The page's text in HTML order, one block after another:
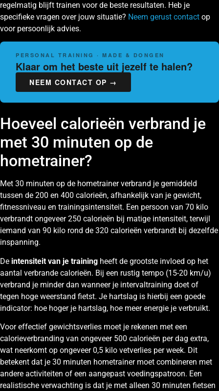
regelmatig blijft trainen voor de beste resultaten. Heb je
specifieke vragen over jouw situatie? Neem gerust contact op
voor persoonlijk advies.
PERSONAL TRAINING · MADE & DONGEN
Klaar om het beste uit jezelf te halen?
NEEM CONTACT OP →
Hoeveel calorieën verbrand je
met 30 minuten op de
hometrainer?
Met 30 minuten op de hometrainer verbrand je gemiddeld
tussen de 200 en 400 calorieën, afhankelijk van je gewicht,
fitnessniveau en trainingsintensiteit. Een persoon van 70 kilo
verbrandt ongeveer 250 calorieën bij matige intensiteit, terwijl
iemand van 90 kilo rond de 320 calorieën verbrandt bij dezelfde
inspanning.
De intensiteit van je training heeft de grootste invloed op het
aantal verbrande calorieën. Bij een rustig tempo (15-20 km/u)
verbrand je minder dan wanneer je intervaltraining doet of
tegen hoge weerstand fietst. Je hartslag is hierbij een goede
indicator: hoe hoger je hartslag, hoe meer energie je verbruikt.
Voor effectief gewichtsverlies moet je rekenen met een
calorieverbranding van ongeveer 500 calorieën per dag extra,
wat neerkomt op ongeveer 0,5 kilo vetverlies per week. Dit
betekent dat je 30 minuten hometrainer moet combineren met
andere activiteiten of een aangepast voedingspatroon. Een
realistische verwachting is dat je met alleen 30 minuten fietsen